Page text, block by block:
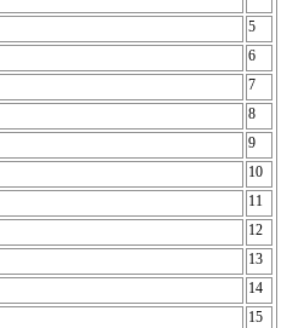
5
6
7
8
9
10
11
12
13
14
15